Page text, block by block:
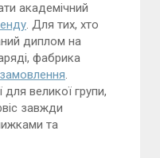
академічний
. Для тих, хто
диплом на
фабрика
.
великої групи,
завжди
та